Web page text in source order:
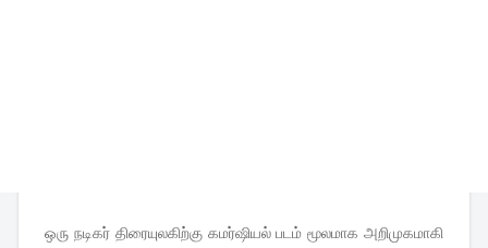
ஒரு நடிகர் திரையுலகிற்கு கமர்ஷியல் படம் மூலமாக அறிமுகமாகி